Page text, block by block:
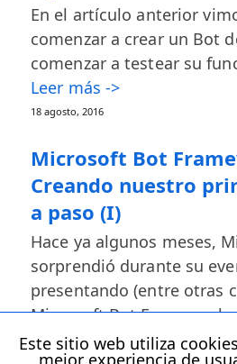
En el artículo anterior
comenzar a crear un Bot
comenzar a testear su
Leer más ->
18 agosto, 2016
Microsoft Bot
Creando nuestro
a paso (I)
Hace ya algunos meses,
sorprendió durante su
presentando (entre otras
Microsoft Bot
Leer más ->
Este sitio web utiliza
mejor experiencia de